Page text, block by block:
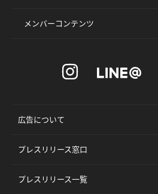
メンバーコンテンツ
広告について
プレスリリース窓口
プレスリリース一覧